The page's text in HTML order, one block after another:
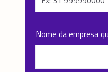
Nome da empresa